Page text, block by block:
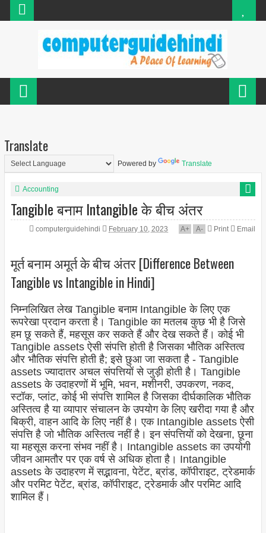
Translate
Powered by Translate
Accounting
Tangible बनाम Intangible के बीच अंतर
computerguidehindi February 10, 2023 A+ A- Print Email
मूर्त बनाम अमूर्त के बीच अंतर [Difference Between
Tangible vs Intangible in Hindi]
निम्नलिखित लेख Tangible बनाम Intangible के लिए एक
रूपरेखा प्रदान करता है। Tangible का मतलब कुछ भी है जिसे
हम छू सकते हैं, महसूस कर सकते हैं और देख सकते हैं। कोई भी
Tangible assets ऐसी संपत्ति होती है जिसका भौतिक अस्तित्व
और भौतिक संपत्ति होती है; इसे छुआ जा सकता है - Tangible
assets ज्यादातर अचल संपत्तियों से जुड़ी होती है। Tangible
assets के उदाहरणों में भूमि, भवन, मशीनरी, उपकरण, नकद,
स्टॉक, प्लांट, कोई भी संपत्ति शामिल है जिसका दीर्घकालिक भौतिक
अस्तित्व है या व्यापार संचालन के उपयोग के लिए खरीदा गया है और
बिक्री, वाहन आदि के लिए नहीं है। एक Intangible assets ऐसी
संपत्ति है जो भौतिक अस्तित्व नहीं है। इन संपत्तियों को देखना, छूना
या महसूस करना संभव नहीं है। Intangible assets का उपयोगी
जीवन आमतौर पर एक वर्ष से अधिक होता है। Intangible
assets के उदाहरण में सद्भावना, पेटेंट, ब्रांड, कॉपीराइट, ट्रेडमार्क
और परमिट पेटेंट, ब्रांड, कॉपीराइट, ट्रेडमार्क और परमिट आदि
शामिल हैं।